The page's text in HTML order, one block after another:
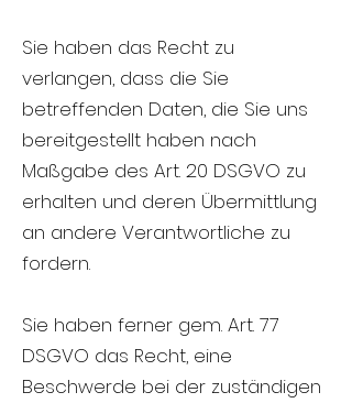
Sie haben das Recht zu
verlangen, dass die Sie
betreffenden Daten, die Sie uns
bereitgestellt haben nach
Maßgabe des Art. 20 DSGVO zu
erhalten und deren Übermittlung
an andere Verantwortliche zu
fordern.
Sie haben ferner gem. Art. 77
DSGVO das Recht, eine
Beschwerde bei der zuständigen